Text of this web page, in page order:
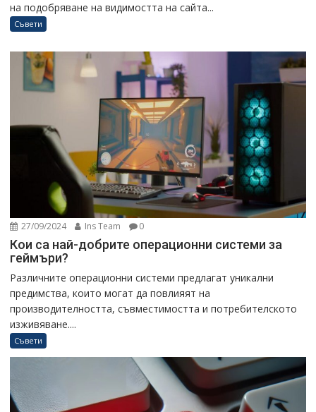
на подобряване на видимостта на сайта...
Съвети
27/09/2024 Ins Team 0
Кои са най-добрите операционни системи за
геймъри?
Различните операционни системи предлагат уникални
предимства, които могат да повлияят на
производителността, съвместимостта и потребителското
изживяване....
Съвети